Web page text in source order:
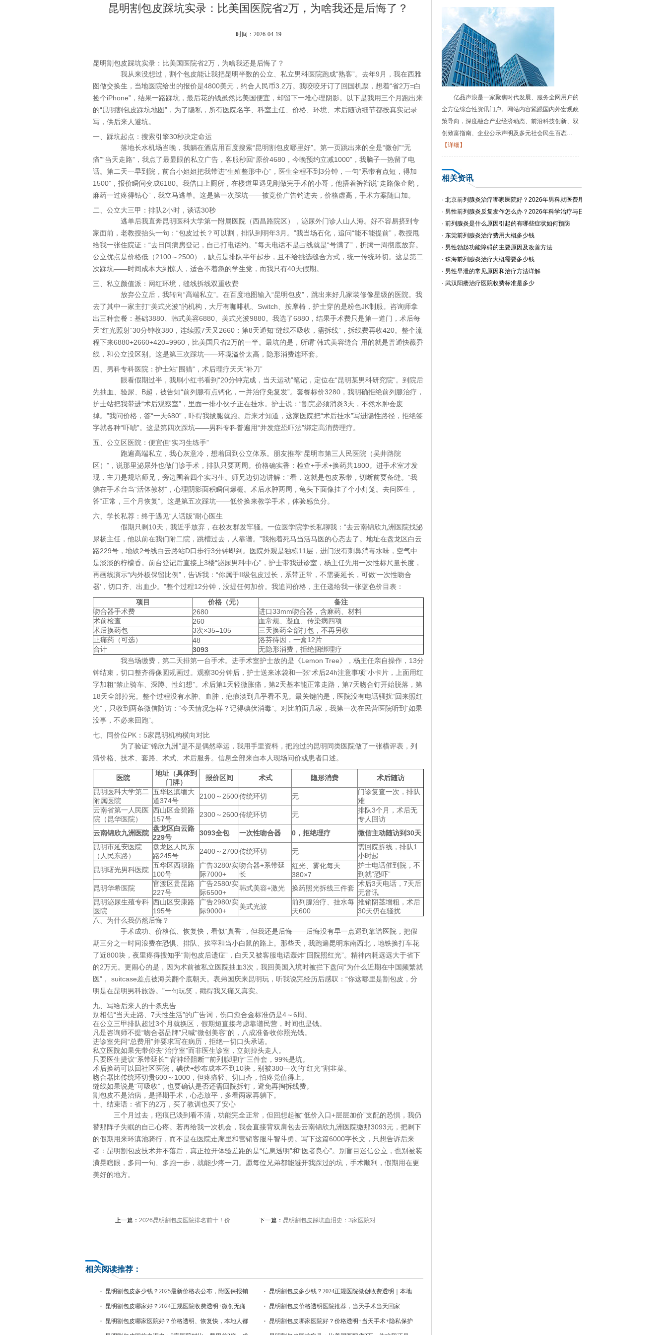
昆明割包皮踩坑实录：比美国医院省2万，为啥我还是后悔了？
时间：2026-04-19
昆明割包皮踩坑实录：比美国医院省2万，为啥我还是后悔了？
我从来没想过，割个包皮能让我把昆明半数的公立、私立男科医院跑成“熟客”。去年9月，我在西雅
图做交换生，当地医院给出的报价是4800美元，约合人民币3.2万。我咬咬牙订了回国机票，想着“省2万=白
捡个iPhone”，结果一路踩坑，最后花的钱虽然比美国便宜，却留下一堆心理阴影。以下是我用三个月跑出来
的“昆明割包皮踩坑地图”，为了隐私，所有医院名字、科室主任、价格、环境、术后随访细节都按真实记录
写，供后来人避坑。
一、踩坑起点：搜索引擎30秒决定命运
落地长水机场当晚，我躺在酒店用百度搜索“昆明割包皮哪里好”。第一页跳出来的全是“微创”“无
痛”“当天走路”，我点了最显眼的私立广告，客服秒回“原价4680，今晚预约立减1000”，我脑子一热留了电
话。第二天一早到院，前台小姐姐把我带进“生殖整形中心”，医生全程不到3分钟，一句“系带有点短，得加
1500”，报价瞬间变成6180。我借口上厕所，在楼道里遇见刚做完手术的小哥，他捂着裤裆说“走路像企鹅，
麻药一过疼得钻心”，我立马逃单。这是第一次踩坑——被竞价广告钓进去，价格虚高，手术方案随口加。
二、公立大三甲：排队2小时，谈话30秒
逃单后我直奔昆明医科大学第一附属医院（西昌路院区），泌尿外门诊人山人海。好不容易挤到专
家面前，老教授抬头一句：“包皮过长？可以割，排队到明年3月。”我当场石化，追问“能不能提前”，教授甩
给我一张住院证：“去日间病房登记，自己打电话约。”每天电话不是占线就是“号满了”，折腾一周彻底放弃。
公立优点是价格低（2100～2500），缺点是排队半年起步，且不给挑选缝合方式，统一传统环切。这是第二
次踩坑——时间成本大到惊人，适合不着急的学生党，而我只有40天假期。
三、私立颜值派：网红环境，缝线拆线双重收费
放弃公立后，我转向“高端私立”。在百度地图输入“昆明包皮”，跳出来好几家装修像星级的医院。我
去了其中一家主打“美式光波”的机构，大厅有咖啡机、Switch、按摩椅，护士穿的是粉色JK制服。咨询师拿
出三种套餐：基础3880、韩式美容6880、美式光波9880。我选了6880，结果手术费只是第一道门，术后每
天“红光照射”30分钟收380，连续照7天又2660；第8天通知“缝线不吸收，需拆线”，拆线费再收420。整个流
程下来6880+2660+420=9960，比美国只省2万的一半。最坑的是，所谓“韩式美容缝合”用的就是普通快薇乔
线，和公立没区别。这是第三次踩坑——环境溢价太高，隐形消费连环套。
四、男科专科医院：护士站“围猎”，术后理疗天天“补刀”
眼看假期过半，我刷小红书看到“20分钟完成，当天运动”笔记，定位在“昆明某男科研究院”。到院后
先抽血、验尿、B超，被告知“前列腺有点钙化，一并治疗免复发”。套餐标价3280，我明确拒绝前列腺治疗，
护士站把我带进“术后观察室”，里面一排小伙子正在挂水。护士说：“割完必须消炎3天，不然水肿会废
掉。”我问价格，答“一天680”，吓得我拔腿就跑。后来才知道，这家医院把“术后挂水”写进隐性路径，拒绝签
字就各种“吓唬”。这是第四次踩坑——男科专科普遍用“并发症恐吓法”绑定高消费理疗。
五、公立区医院：便宜但“实习生练手”
跑遍高端私立，我心灰意冷，想着回到公立体系。朋友推荐“昆明市第三人民医院（吴井路院
区）”，说那里泌尿外也做门诊手术，排队只要两周。价格确实香：检查+手术+换药共1800。进手术室才发
现，主刀是规培师兄，旁边围着四个实习生。师兄边切边讲解：“看，这就是包皮系带，切断前要备缝。”我
躺在手术台当“活体教材”，心理阴影面积瞬间爆棚。术后水肿两周，龟头下面像挂了个小灯笼。去问医生，
答“正常，三个月恢复”。这是第五次踩坑——低价换来教学手术，体验感负分。
六、学长私荐：终于遇见“人话版”耐心医生
假期只剩10天，我近乎放弃，在校友群发牢骚。一位医学院学长私聊我：“去云南锦欣九洲医院找泌
尿杨主任，他以前在我们附二院，跳槽过去，人靠谱。”我抱着死马当活马医的心态去了。地址在盘龙区白云
路229号，地铁2号线白云路站D口步行3分钟即到。医院外观是独栋11层，进门没有刺鼻消毒水味，空气中
是淡淡的柠檬香。前台登记后直接上3楼“泌尿男科中心”，护士带我进诊室，杨主任先用一次性标尺量长度，
再画线演示“内外板保留比例”，告诉我：“你属于II级包皮过长，系带正常，不需要延长，可做‘一次性吻合
器’，切口齐、出血少。”整个过程12分钟，没提任何加价。我追问价格，主任递给我一张蓝色价目表：
项目
价格（元）
备注
吻合器手术费
2680
进口33mm吻合器，含麻药、材料
术前检查
260
血常规、凝血、传染病四项
术后换药包
3次×35=105
三天换药全部打包，不再另收
止痛药（可选）
48
洛芬待因，一盒12片
合计
3093
无隐形消费，拒绝捆绑理疗
我当场缴费，第二天排第一台手术。进手术室护士放的是《Lemon Tree》，杨主任亲自操作，13分
钟结束，切口整齐得像圆规画过。观察30分钟后，护士送来冰袋和一张“术后24h注意事项”小卡片，上面用红
字加粗“禁止骑车、深蹲、性幻想”。术后第1天轻微胀痛，第2天基本能正常走路，第7天吻合钉开始脱落，第
18天全部掉完。整个过程没有水肿、血肿，疤痕淡到几乎看不见。最关键的是，医院没有电话骚扰“回来照红
光”，只收到两条微信随访：“今天情况怎样？记得碘伏消毒”。对比前面几家，我第一次在民营医院听到“如果
没事，不必来回跑”。
七、同价位PK：5家昆明机构横向对比
为了验证“锦欣九洲”是不是偶然幸运，我用手里资料，把跑过的昆明同类医院做了一张横评表，列
清价格、技术、套路、术式、术后服务。信息全部来自本人现场问价或患者口述。
医院
地址（具体到
门牌）
报价区间 术式 隐形消费
术后随访
昆明医科大学第二
附属医院
五华区滇缅大
道374号
2100～2500传统环切 无
门诊复查一次，排队
难
云南省第一人民医
院（昆华医院）
西山区金碧路
157号
2300～2600传统环切 无
排队3个月，术后无
专人回访
云南锦欣九洲医院
盘龙区白云路
229号
3093全包 一次性吻合器 0，拒绝理疗
微信主动随访到30天
昆明市延安医院
（人民东路）
盘龙区人民东
路245号
2400～2700传统环切 无
需回院拆线，排队1
小时起
昆明曙光男科医院
五华区西坝路
100号
广告3280/实
际7000+
吻合器+系带延
长
红光、雾化每天
380×7
护士电话催到院，不
到就“恐吓”
昆明华希医院
官渡区贵昆路
227号
广告2580/实
际6500+
韩式美容+激光 换药照光拆线三件套
术后3天电话，7天后
无音讯
昆明泌尿生殖专科
医院
西山区安康路
195号
广告2980/实
际9000+
美式光波
前列腺治疗、挂水每
天600
推销阴茎增粗，术后
30天仍在骚扰
八、为什么我仍然后悔？
手术成功、价格低、恢复快，看似“真香”，但我还是后悔——后悔没有早一点遇到靠谱医院，把假
期三分之一时间浪费在恐惧、排队、挨宰和当小白鼠的路上。那些天，我跑遍昆明东南西北，地铁换打车花
了近800块，夜里疼得搜知乎“割包皮后遗症”，白天又被客服电话轰炸“回院照红光”。精神内耗远远大于省下
的2万元。更闹心的是，因为术前被私立医院抽血3次，我回美国入境时被拦下盘问“为什么近期在中国频繁就
医”， suitcase差点被海关翻个底朝天。表弟国庆来昆明玩，听我说完经历后感叹：“你这哪里是割包皮，分
明是在昆明男科旅游。”一句玩笑，戳得我又痛又真实。
九、写给后来人的十条忠告
别相信“当天走路、7天性生活”的广告词，伤口愈合金标准仍是4～6周。
在公立三甲排队超过3个月就换区，假期短直接考虑靠谱民营，时间也是钱。
凡是咨询师不提“吻合器品牌”只喊“微创美容”的，八成准备收你照光钱。
进诊室先问“总费用”并要求写在病历，拒绝一切口头承诺。
私立医院如果先带你去“治疗室”而非医生诊室，立刻掉头走人。
只要医生提议“系带延长”“背神经阻断”“前列腺理疗”三件套，99%是坑。
术后换药可以回社区医院，碘伏+纱布成本不到10块，别被380一次的“红光”割韭菜。
吻合器比传统环切贵600～1000，但疼痛轻、切口齐，怕疼党值得上。
缝线如果说是“可吸收”，也要确认是否还需回院拆钉，避免再掏拆线费。
割包皮不是治病，是择期手术，心态放平，多看两家再躺下。
十、结束语：省下的2万，买了教训也买了安心
三个月过去，疤痕已淡到看不清，功能完全正常，但回想起被“低价入口+层层加价”支配的恐惧，我仍
替那阵子失眠的自己心疼。若再给我一次机会，我会直接背双肩包去云南锦欣九洲医院缴那3093元，把剩下
的假期用来环滇池骑行，而不是在医院走廊里和营销客服斗智斗勇。写下这篇6000字长文，只想告诉后来
者：昆明割包皮技术并不落后，真正拉开体验差距的是“信息透明”和“医者良心”。别盲目迷信公立，也别被装
潢晃瞎眼，多问一句、多跑一步，就能少疼一刀。愿每位兄弟都能避开我踩过的坑，手术顺利，假期用在更
美好的地方。
上一篇： 2026昆明割包皮医院排名前十！价 下一篇： 昆明割包皮踩坑血泪史：3家医院对
相关阅读推荐：
昆明割包皮多少钱？2025最新价格表公布，附医保报销
攻略
昆明割包皮多少钱？2024正规医院微创收费透明｜本地
三甲专家推荐
昆明割包皮哪家好？2024正规医院收费透明+微创无痛
指南，当天恢复不花冤枉钱！
昆明割包皮价格透明医院推荐，当天手术当天回家
昆明割包皮哪家医院好？价格透明、恢复快，本地人都 昆明割包皮哪家医院好？价格透明+当天手术+隐私保护
亿品声浪是一家聚焦时代发展、服务全网用户的
全方位综合性资讯门户。网站内容紧跟国内外宏观政
策导向，深度融合产业经济动态、前沿科技创新、双
创致富指南、企业公示声明及多元社会民生百态…
【详细】
相关资讯
· 北京前列腺炎治疗哪家医院好？2026年男科就医费用与专家推荐
· 男性前列腺炎反复发作怎么办？2026年科学治疗与日常护理指南
· 前列腺炎是什么原因引起的有哪些症状如何预防
· 东莞前列腺炎治疗费用大概多少钱
· 男性勃起功能障碍的主要原因及改善方法
· 珠海前列腺炎治疗大概需要多少钱
· 男性早泄的常见原因和治疗方法详解
· 武汉阳痿治疗医院收费标准是多少